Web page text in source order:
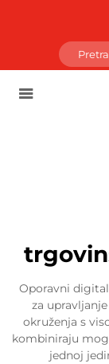
Oporavni
za
okruženja s
kombiniraju
jednoj